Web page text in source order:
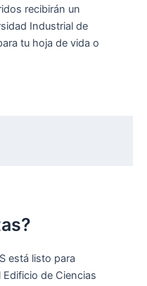
recibirán un
Industrial de
tu hoja de vida o
está listo para
de Ciencias